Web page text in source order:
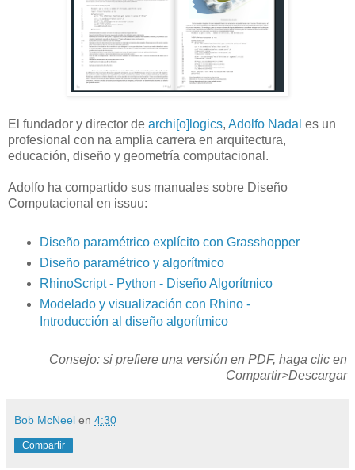
El fundador y director de archi[o]logics, Adolfo Nadal es un
profesional con na amplia carrera en arquitectura,
educación, diseño y geometría computacional.
Adolfo ha compartido sus manuales sobre Diseño
Computacional en issuu:
Diseño paramétrico explícito con Grasshopper
Diseño paramétrico y algorítmico
RhinoScript - Python - Diseño Algorítmico
Modelado y visualización con Rhino -
Introducción al diseño algorítmico
Consejo: si prefiere una versión en PDF, haga clic en
Compartir>Descargar
Bob McNeel en 4:30
Compartir